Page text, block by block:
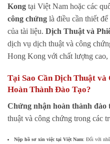
Kong tại Việt Nam hoặc các
công chứng là điều cần thiết
của tài liệu. Dịch Thuật và
dịch vụ dịch thuật và công
Hong Kong với chất lượng cao,
Tại Sao Cần Dịch Thuật và
Hoàn Thành Đào Tạo?
Chứng nhận hoàn thành đào
thuật và công chứng trong các
Nộp hồ sơ xin việc tại Việt Nam: Đối với